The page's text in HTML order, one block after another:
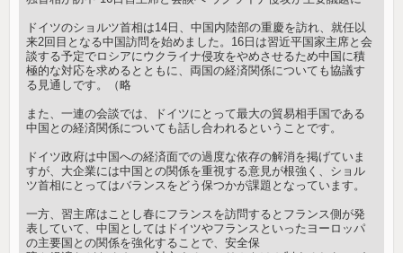
ドイツのショルツ首相は14日、中国内陸部の重慶を訪れ、就任以
来2回目となる中国訪問を始めました。16日は習近平国家主席と会
談する予定でロシアにウクライナ侵攻をやめさせるため中国に積
極的な対応を求めるとともに、両国の経済関係についても協議す
る見通しです。（略
また、一連の会談では、ドイツにとって最大の貿易相手国である
中国との経済関係についても話し合われるということです。
ドイツ政府は中国への経済面での過度な依存の解消を掲げていま
すが、大企業には中国との関係を重視する意見が根強く、ショル
ツ首相にとってはバランスをどう保つかが課題となっています。
一方、習主席はことし春にフランスを訪問するとフランス側が発
表していて、中国としてはドイツやフランスといったヨーロッパ
の主要国との関係を強化することで、安全保